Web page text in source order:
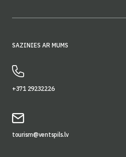
SAZINIES AR MUMS
+371 29232226
tourism@ventspils.lv